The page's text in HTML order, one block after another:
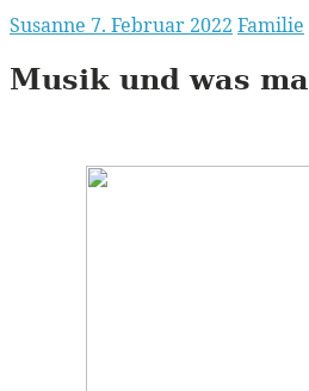
Susanne 7. Februar 2022 Familie
Musik und was